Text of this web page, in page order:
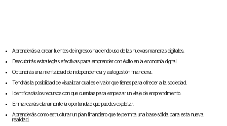
Aprenderás a crear fuentes de ingresos haciendo uso de las nuevas maneras digitales.
Descubrirás estrategias efectivas para emprender con éxito en la economía digital.
Obtendrás una mentalidad de independencia y autogestión financiera.
Tendrás la posibilidad de visualizar cual es el valor que tienes para ofrecer a la sociedad.
Identificarás los recursos con que cuentas para empezar un viaje de emprendimiento.
Enmarcarás claramente la oportunidad que puedes explotar.
Aprenderás como estructurar un plan financiero que te permita una base sólida para esta nueva
realidad.